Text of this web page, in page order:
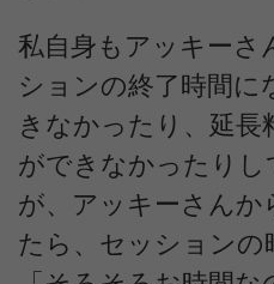
私自身もアッキーさ
ションの終了時間
きなかったり、延長
ができなかったり
が、アッキーさん
たら、セッション